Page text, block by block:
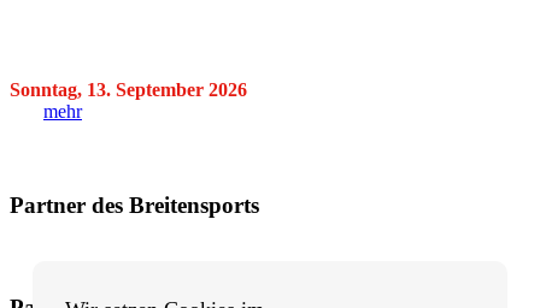
Sonntag, 13. September 2026
mehr
Partner des Breitensports